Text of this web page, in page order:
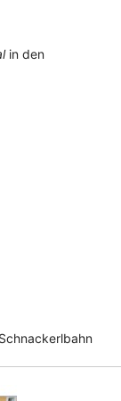
in den